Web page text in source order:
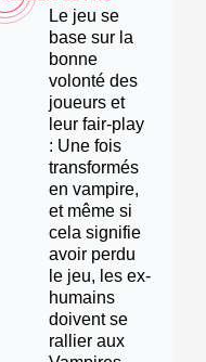
Le jeu se
base sur la
bonne
volonté des
joueurs et
leur fair-play
: Une fois
transformés
en vampire,
et même si
cela signifie
avoir perdu
le jeu, les ex-
humains
doivent se
rallier aux